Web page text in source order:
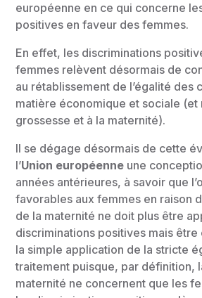
européenne en ce qui concerne
positives en faveur des femmes.
En effet, les discriminations
femmes relèvent désormais de
au rétablissement de l’égalité des
matière économique et sociale (et
grossesse et à la maternité).
Il se dégage désormais de cette
l’Union européenne une
années antérieures, à savoir que
favorables aux femmes en raison
de la maternité ne doit plus être
discriminations positives mais
la simple application de la stricte
traitement puisque, par définition,
maternité ne concernent que les